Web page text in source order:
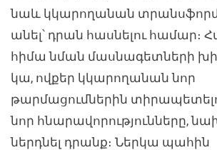
նաև կկարողանան
անել՝ դրան հասնելու համար։
հիմա նման մասնագետների
կա, ովքեր կկարողանան նոր
թարմացումներին
նոր հնարավորությունները,
ներդնել դրանք։ Ներկա պահին